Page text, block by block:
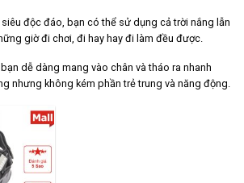
độc đáo, bạn có thể sử dụng cả trời nắng lẫn
giờ đi chơi, đi hay hay đi làm đều được.
dễ dàng mang vào chân và tháo ra nhanh
nhưng không kém phần trẻ trung và năng động.